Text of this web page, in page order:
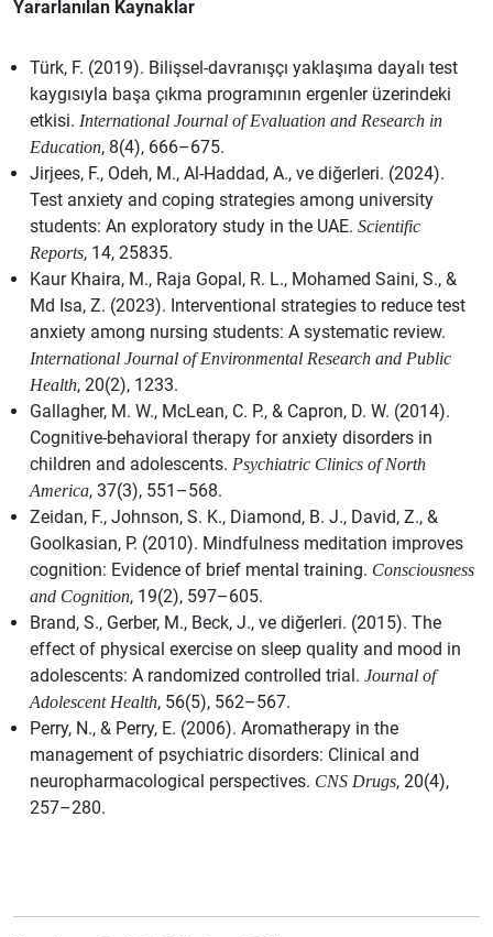
Yararlanılan Kaynaklar
Türk, F. (2019). Bilişsel-davranışçı yaklaşıma dayalı test
kaygısıyla başa çıkma programının ergenler üzerindeki
etkisi. International Journal of Evaluation and Research in
Education, 8(4), 666–675.
Jirjees, F., Odeh, M., Al-Haddad, A., ve diğerleri. (2024).
Test anxiety and coping strategies among university
students: An exploratory study in the UAE. Scientific
Reports, 14, 25835.
Kaur Khaira, M., Raja Gopal, R. L., Mohamed Saini, S., &
Md Isa, Z. (2023). Interventional strategies to reduce test
anxiety among nursing students: A systematic review.
International Journal of Environmental Research and Public
Health, 20(2), 1233.
Gallagher, M. W., McLean, C. P., & Capron, D. W. (2014).
Cognitive-behavioral therapy for anxiety disorders in
children and adolescents. Psychiatric Clinics of North
America, 37(3), 551–568.
Zeidan, F., Johnson, S. K., Diamond, B. J., David, Z., &
Goolkasian, P. (2010). Mindfulness meditation improves
cognition: Evidence of brief mental training. Consciousness
and Cognition, 19(2), 597–605.
Brand, S., Gerber, M., Beck, J., ve diğerleri. (2015). The
effect of physical exercise on sleep quality and mood in
adolescents: A randomized controlled trial. Journal of
Adolescent Health, 56(5), 562–567.
Perry, N., & Perry, E. (2006). Aromatherapy in the
management of psychiatric disorders: Clinical and
neuropharmacological perspectives. CNS Drugs, 20(4),
257–280.